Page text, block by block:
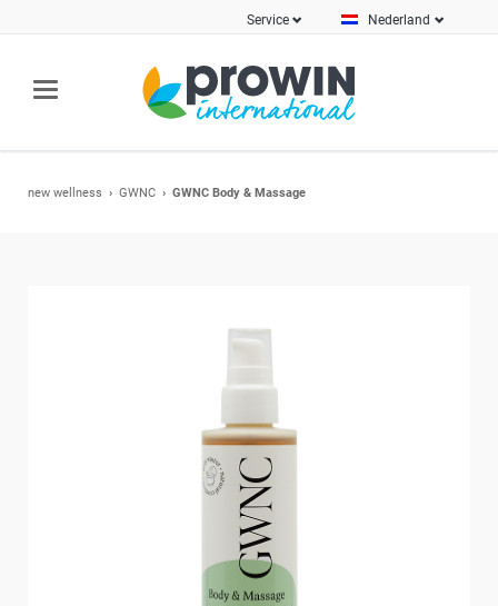
Nederland
Service
new wellness GWNC GWNC Body & Massage